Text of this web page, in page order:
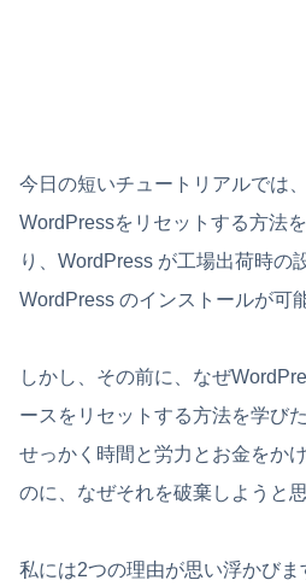
今日の短いチュートリアルでは
WordPressをリセットする方法
り、WordPress が工場出荷時の
WordPress のインストールが可
しかし、その前に、なぜ
ースをリセットする方法を学び
せっかく時間と労力とお金をか
のに、なぜそれを破棄しようと
私には2つの理由が思い浮かびま